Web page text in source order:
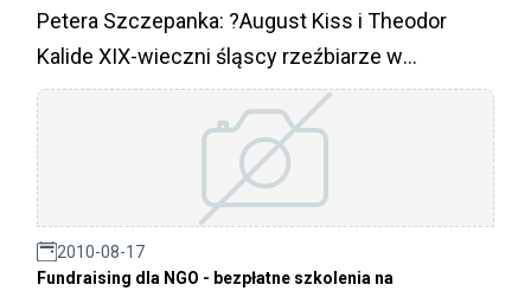
Petera Szczepanka: ?August Kiss i Theodor
Kalide XIX-wieczni śląscy rzeźbiarze w
obrazach dr Ireneusza Botora?,
2010-08-17
Fundraising dla NGO - bezpłatne szkolenia na